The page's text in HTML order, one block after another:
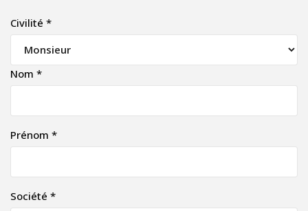
Civilité *
Nom *
Prénom *
Société *